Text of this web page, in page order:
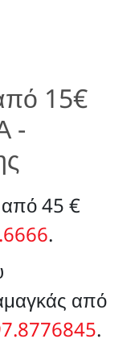
15€
-
45 €
.
από
.